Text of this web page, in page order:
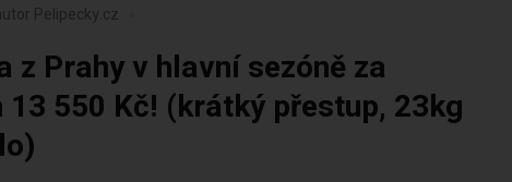
Pelipecky.cz
z Prahy v hlavní sezóně za
550 Kč! (krátký přestup, 23kg